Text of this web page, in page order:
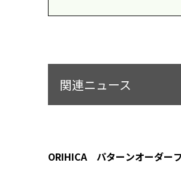
関連ニュース
ORIHICA パターンオーダー